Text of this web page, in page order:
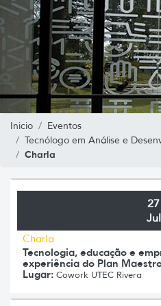
Inicio
Eventos
Tecnólogo em Análise e
Charla
27
Jul
Charla
Tecnologia, educação e
experiência do Plan
Lugar: Cowork UTEC Rivera